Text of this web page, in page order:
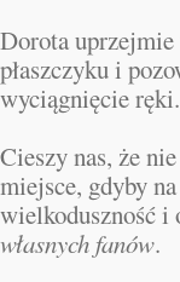
Dorota uprzejmie
płaszczyku i
wyciągnięcie ręki.
Cieszy nas, że
miejsce, gdyby
wielkoduszność i
własnych fanów.